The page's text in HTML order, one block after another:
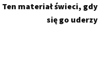
Ten materiał świeci, gdy
się go uderzy